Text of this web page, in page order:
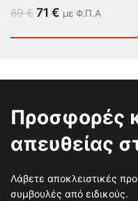
89€ 71 € με Φ.Π.Α
Προσφορές
απευθείας
Λάβετε αποκλειστικές
συμβουλές από ειδικούς.